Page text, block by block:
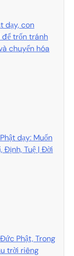
dạy, con
để trốn tránh
chuyển hóa
dạy: Muốn
Định, Tuệ | Đời
Phật, Trong
trời riêng